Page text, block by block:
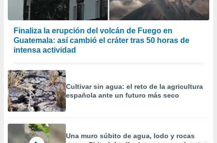
Finaliza la erupción del volcán de Fuego en
Guatemala: así cambió el cráter tras 50 horas de
intensa actividad
Cultivar sin agua: el reto de la agricultura
española ante un futuro más seco
Una muro súbito de agua, lodo y rocas